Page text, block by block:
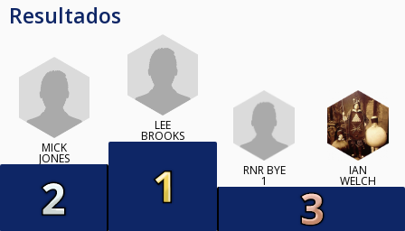
Resultados
MICK
JONES
LEE
BROOKS
RNR BYE
1
IAN
WELCH